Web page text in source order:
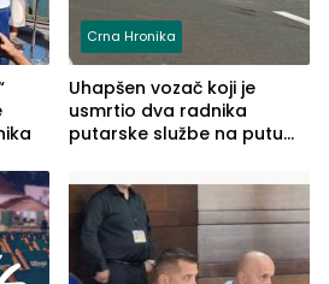
Crna Hronika
Uhapšen vozač koji je
usmrtio dva radnika
putarske službe na putu
(FOTO)